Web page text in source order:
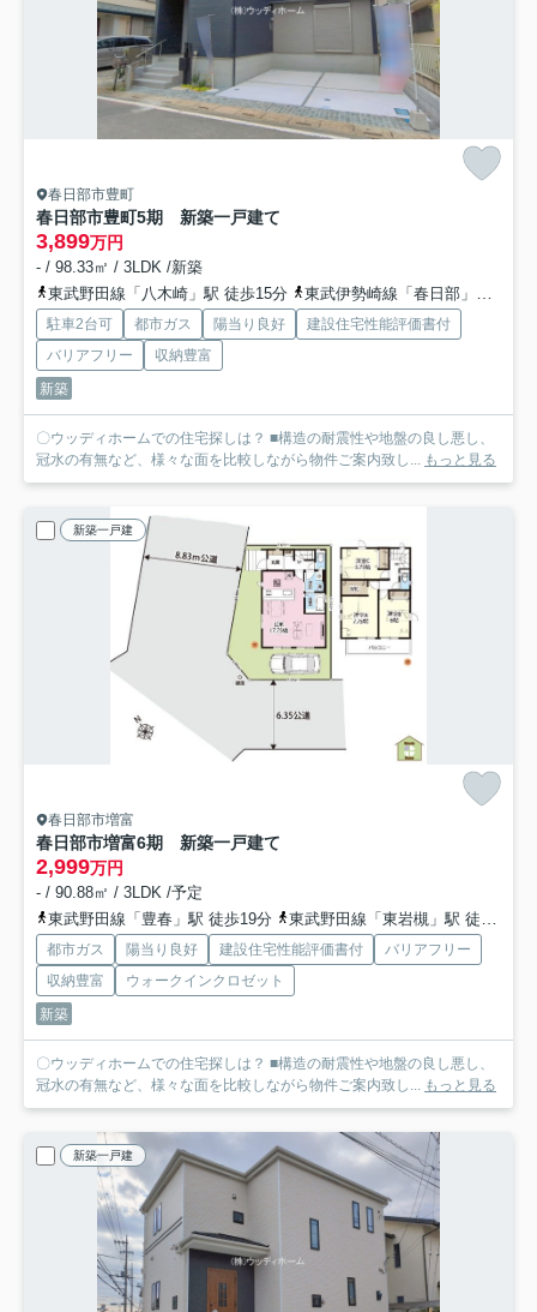
春日部市豊町
春日部市豊町5期 新築一戸建て
3,899万円
- / 98.33㎡ / 3LDK /新築
東武野田線「八木崎」駅 徒歩15分
東武伊勢崎線「春日部」駅 徒歩19分
駐車2台可 都市ガス 陽当り良好
建設住宅性能評価書付
バリアフリー
収納豊富
新築
〇ウッディホームでの住宅探しは？ ■構造の耐震性や地盤の良し悪し、
冠水の有無など、様々な面を比較しながら物件ご案内致し... もっと見る
新築一戸建
春日部市増富
春日部市増富6期 新築一戸建て
2,999万円
- / 90.88㎡ / 3LDK /予定
東武野田線「豊春」駅 徒歩19分
東武野田線「東岩槻」駅 徒歩30分
都市ガス 陽当り良好 建設住宅性能評価書付
バリアフリー
収納豊富
ウォークインクロゼット
新築
〇ウッディホームでの住宅探しは？ ■構造の耐震性や地盤の良し悪し、
冠水の有無など、様々な面を比較しながら物件ご案内致し... もっと見る
新築一戸建